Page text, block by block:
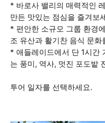
* 바로사 밸리의 매력적인
만든 맛있는 점심을 즐겨보
* 편안한 소규모 그룹 환경
조 유산과 활기찬 음식 문화
* 애들레이드에서 단 1시간
는 풍미, 역사, 멋진 포도밭
투어 일자를 선택하세요.